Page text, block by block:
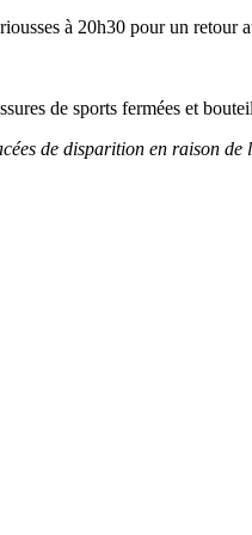
à 20h30 pour un retour
de sports fermées et
de disparition en raison de